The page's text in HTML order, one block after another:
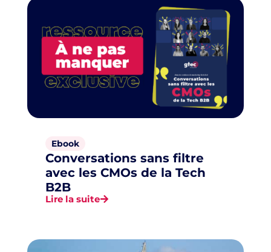
Ebook
Conversations sans filtre
avec les CMOs de la Tech
B2B
Lire la suite